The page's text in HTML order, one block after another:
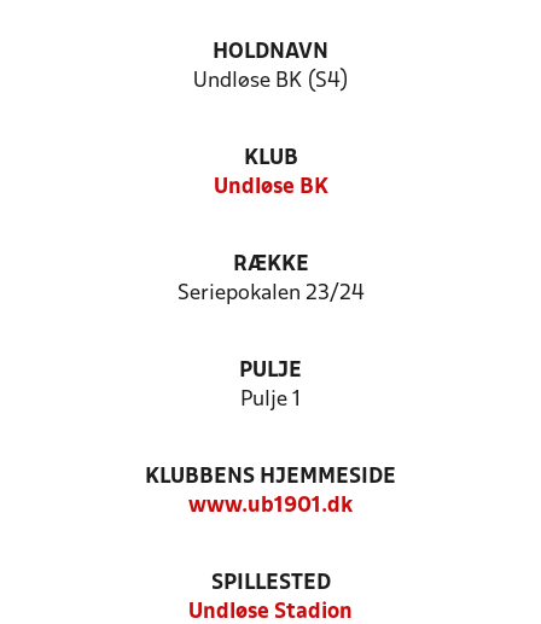
HOLDNAVN
Undløse BK (S4)
KLUB
Undløse BK
RÆKKE
Seriepokalen 23/24
PULJE
Pulje 1
KLUBBENS HJEMMESIDE
www.ub1901.dk
SPILLESTED
Undløse Stadion